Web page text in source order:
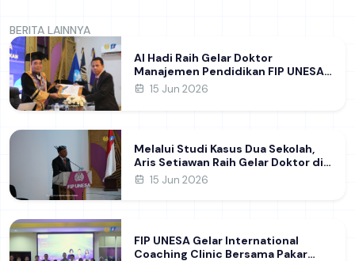
BERITA LAINNYA
Al Hadi Raih Gelar Doktor
Manajemen Pendidikan FIP UNESA
melalui Riset Pembentukan
15 Jun 2026
Melalui Studi Kasus Dua Sekolah,
Aris Setiawan Raih Gelar Doktor di
FIP UNESA Usai Kupas Manajemen
15 Jun 2026
FIP UNESA Gelar International
Coaching Clinic Bersama Pakar